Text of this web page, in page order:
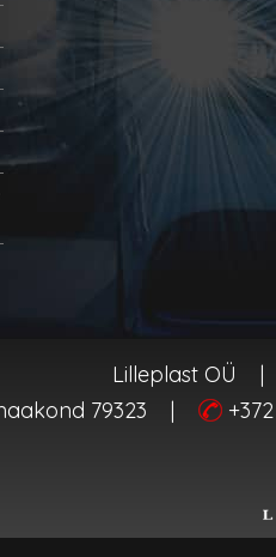
Lilleplast OÜ |
79323
|